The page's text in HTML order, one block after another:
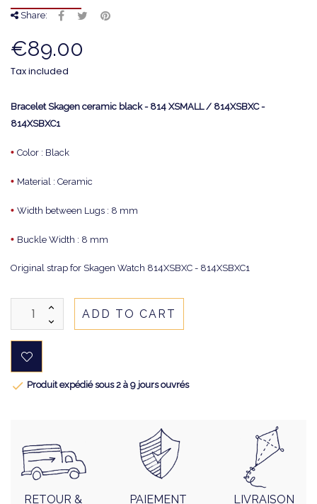
Share:
€89.00
Tax included
Bracelet Skagen ceramic black - 814 XSMALL / 814XSBXC -
814XSBXC1
• Color : Black
• Material : Ceramic
• Width between Lugs : 8 mm
• Buckle Width : 8 mm
Original strap for Skagen Watch 814XSBXC - 814XSBXC1
ADD TO CART
 Produit expédié sous 2 à 9 jours ouvrés
RETOUR & PAIEMENT LIVRAISON